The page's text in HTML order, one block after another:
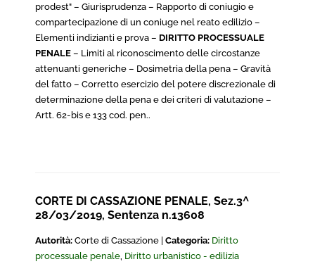
prodest" – Giurisprudenza – Rapporto di coniugio e
compartecipazione di un coniuge nel reato edilizio –
Elementi indizianti e prova – DIRITTO PROCESSUALE
PENALE – Limiti al riconoscimento delle circostanze
attenuanti generiche – Dosimetria della pena – Gravità
del fatto – Corretto esercizio del potere discrezionale di
determinazione della pena e dei criteri di valutazione –
Artt. 62-bis e 133 cod. pen..
CORTE DI CASSAZIONE PENALE, Sez.3^
28/03/2019, Sentenza n.13608
Autorità: Corte di Cassazione | Categoria: Diritto
processuale penale, Diritto urbanistico - edilizia